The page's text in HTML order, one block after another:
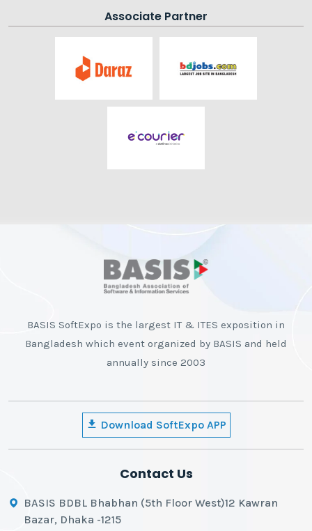
Associate Partner
BASIS SoftExpo is the largest IT & ITES exposition in
Bangladesh which event organized by BASIS and held
annually since 2003
Download SoftExpo APP
Contact Us
BASIS BDBL Bhabhan (5th Floor West)12 Kawran
Bazar, Dhaka -1215